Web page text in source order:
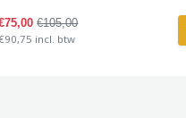
€105,00
incl. btw